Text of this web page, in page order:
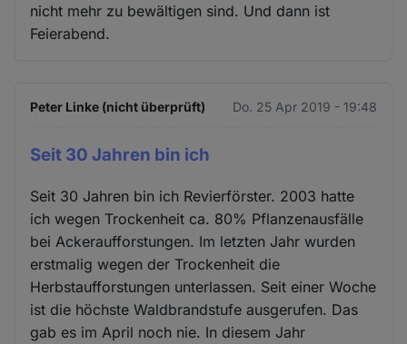
nicht mehr zu bewältigen sind. Und dann ist
Feierabend.
Peter Linke (nicht überprüft) Do. 25 Apr 2019 - 19:48
Seit 30 Jahren bin ich
Seit 30 Jahren bin ich Revierförster. 2003 hatte
ich wegen Trockenheit ca. 80% Pflanzenausfälle
bei Ackeraufforstungen. Im letzten Jahr wurden
erstmalig wegen der Trockenheit die
Herbstaufforstungen unterlassen. Seit einer Woche
ist die höchste Waldbrandstufe ausgerufen. Das
gab es im April noch nie. In diesem Jahr